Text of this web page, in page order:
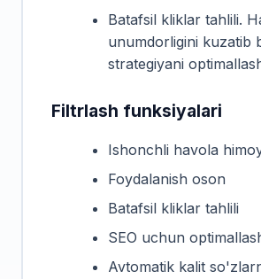
Batafsil kliklar tahlili.
unumdorligini kuzatib
strategiyani
Filtrlash funksiyalari
Ishonchli havola
Foydalanish oson
Batafsil kliklar tahlili
SEO uchun
Avtomatik kalit